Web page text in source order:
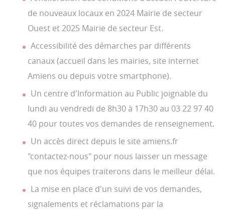
de nouveaux locaux en 2024 Mairie de secteur
Ouest et 2025 Mairie de secteur Est.
Accessibilité des démarches par différents
canaux (accueil dans les mairies, site internet
Amiens ou depuis votre smartphone).
Un centre d'Information au Public joignable du
lundi au vendredi de 8h30 à 17h30 au 03 22 97 40
40 pour toutes vos demandes de renseignement.
Un accès direct depuis le site amiens.fr
"contactez-nous" pour nous laisser un message
que nos équipes traiterons dans le meilleur délai.
La mise en place d'un suivi de vos demandes,
signalements et réclamations par la